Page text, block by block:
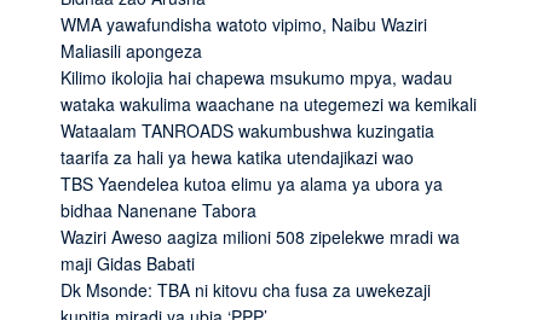
WMA yawafundisha watoto vipimo, Naibu Waziri
Maliasili apongeza
Kilimo ikolojia hai chapewa msukumo mpya, wadau
wataka wakulima waachane na utegemezi wa kemikali
Wataalam TANROADS wakumbushwa kuzingatia
taarifa za hali ya hewa katika utendajikazi wao
TBS Yaendelea kutoa elimu ya alama ya ubora ya
bidhaa Nanenane Tabora
Waziri Aweso aagiza milioni 508 zipelekwe mradi wa
maji Gidas Babati
Dk Msonde: TBA ni kitovu cha fusa za uwekezaji